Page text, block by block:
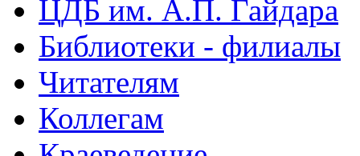
ЦДБ им. А.П. Гайдара
Библиотеки - филиалы
Читателям
Коллегам